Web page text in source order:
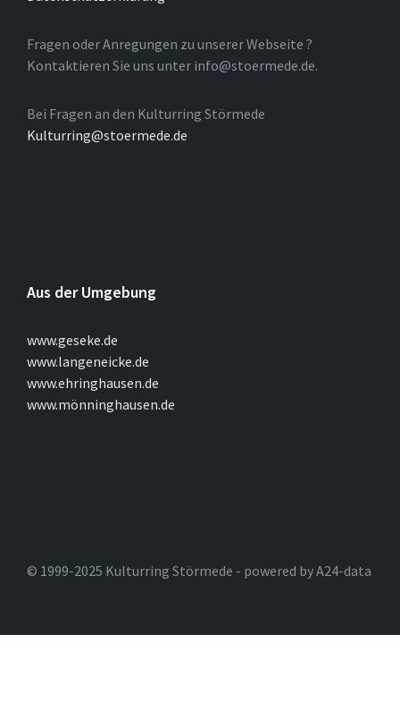
Fragen oder Anregungen zu unserer Webseite ?
Kontaktieren Sie uns unter info@stoermede.de.
Bei Fragen an den Kulturring Störmede
Kulturring@stoermede.de
Aus der Umgebung
www.geseke.de
www.langeneicke.de
www.ehringhausen.de
www.mönninghausen.de
© 1999-2025 Kulturring Störmede - powered by A24-data